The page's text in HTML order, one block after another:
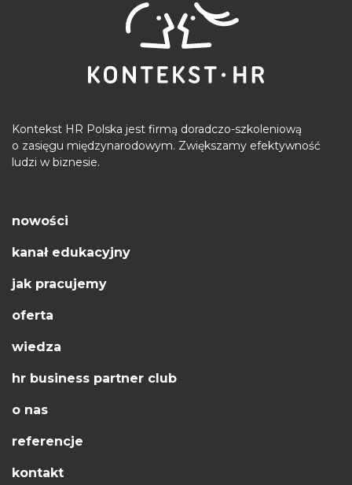
Kontekst HR Polska jest firmą doradczo-szkoleniową
o zasięgu międzynarodowym. Zwiększamy efektywność
ludzi w biznesie.
nowości
kanał edukacyjny
jak pracujemy
oferta
wiedza
hr business partner club
o nas
referencje
kontakt